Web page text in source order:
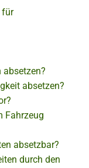
für
absetzen?
absetzen?
Fahrzeug
absetzbar?
durch den